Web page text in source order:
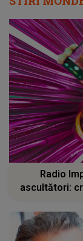
Radio
ascultători: